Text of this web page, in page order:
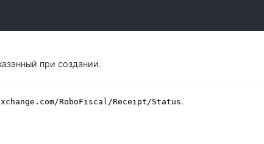
при создании.
RoboFiscal/Receipt/Status.